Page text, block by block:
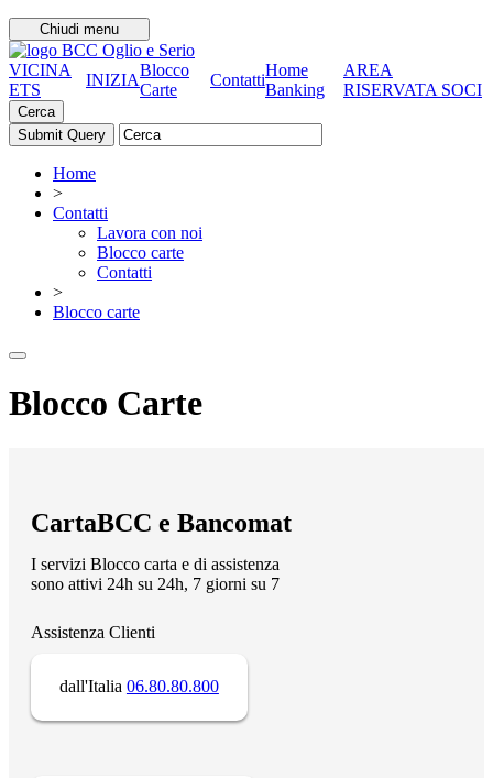
Chiudi menu
VICINA
ETS
INIZIA
Blocco
Carte
Contatti
Home
Banking
AREA
RISERVATA SOCI
Cerca
Home
>
Contatti
Lavora con noi
Blocco carte
Contatti
>
Blocco carte
Blocco Carte
CartaBCC e Bancomat
I servizi Blocco carta e di assistenza
sono attivi 24h su 24h, 7 giorni su 7
Assistenza Clienti
dall'Italia 06.80.80.800